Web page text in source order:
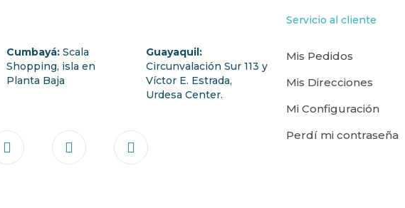
Cumbayá:Scala
Shopping, isla en
Planta Baja
Guayaquil:
Circunvalación Sur 113 y
Víctor E. Estrada,
Urdesa Center.
Servicio al cliente
Mis Pedidos
Mis Direcciones
Mi Configuración
Perdí mi contraseña